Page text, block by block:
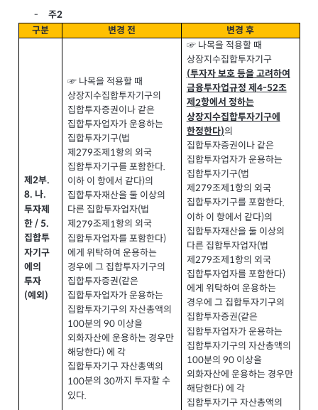
- 주2
구분
변경 전 변경 후
제 2부.
8. 나.
투자제
한/ 5.
집합투
자기구
에의
투자
(예외 )
☞ 나목을 적용할 때
상장지수집합투자기구의
집합투자증권이나 같은
집합투자업자가 운용하는
집합투자기구(법
제 279조제 1항의 외국
집합투자기구를 포함한다.
이하 이 항에서 같다)의
집합투자재산을 둘 이상의
다른 집합투자업자(법
제279조제 1항의 외국
집합투자업자를 포함한다)
에게 위탁하여 운용하는
경우에 그 집합투자기구의
집합투자증권(같은
집합투자업자가 운용하는
집합투자기구의 자산총액의
100분의 90 이상을
외화자산에 운용하는 경우만
해당한다)에 각
집합투자기구 자산총액의
100분의 30까지 투자할 수
있다.
☞ 나목을 적용할 때
상장지수집합투자기구
(투자자 보호 등을 고려하여
금융투자업규정 제 4-52조
제2항에서 정하는
상장지수집합투자기구에
한정한다)의
집합투자증권이나 같은
집합투자업자가 운용하는
집합투자기구(법
제279조제 1항의 외국
집합투자기구를 포함한다.
이하 이 항에서 같다)의
집합투자재산을 둘 이상의
다른 집합투자업자(법
제 279조제 1항의 외국
집합투자업자를 포함한다)
에게 위탁하여 운용하는
경우에 그 집합투자기구의
집합투자증권(같은
집합투자업자가 운용하는
집합투자기구의 자산총액의
100분의 90 이상을
외화자산에 운용하는 경우만
해당한다)에 각
집합투자기구 자산총액의